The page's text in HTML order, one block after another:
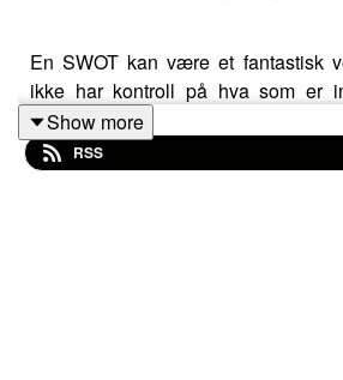
En SWOT kan være et fantastisk
ikke har kontroll på hva som er
faktorer i analysen, og ikke minst
skal gjøre en SWOT-analyse, kan
tryne.
Show more
RSS